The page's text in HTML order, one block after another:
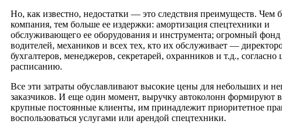
Но, как известно, недостатки — это следствия преимуществ. Чем
компания, тем больше ее издержки: амортизация спецтехники и
обслуживающего ее оборудования и инструмента; огромный фонд
водителей, механиков и всех тех, кто их обслуживает —
бухгалтеров, менеджеров, секретарей, охранников и т.д., согласно
расписанию.
Все эти затраты обуславливают высокие цены для небольших и
заказчиков. И еще один момент, выручку автоколонн формируют
крупные постоянные клиенты, им принадлежит приоритетное
воспользоваться услугами или арендой спецтехники.